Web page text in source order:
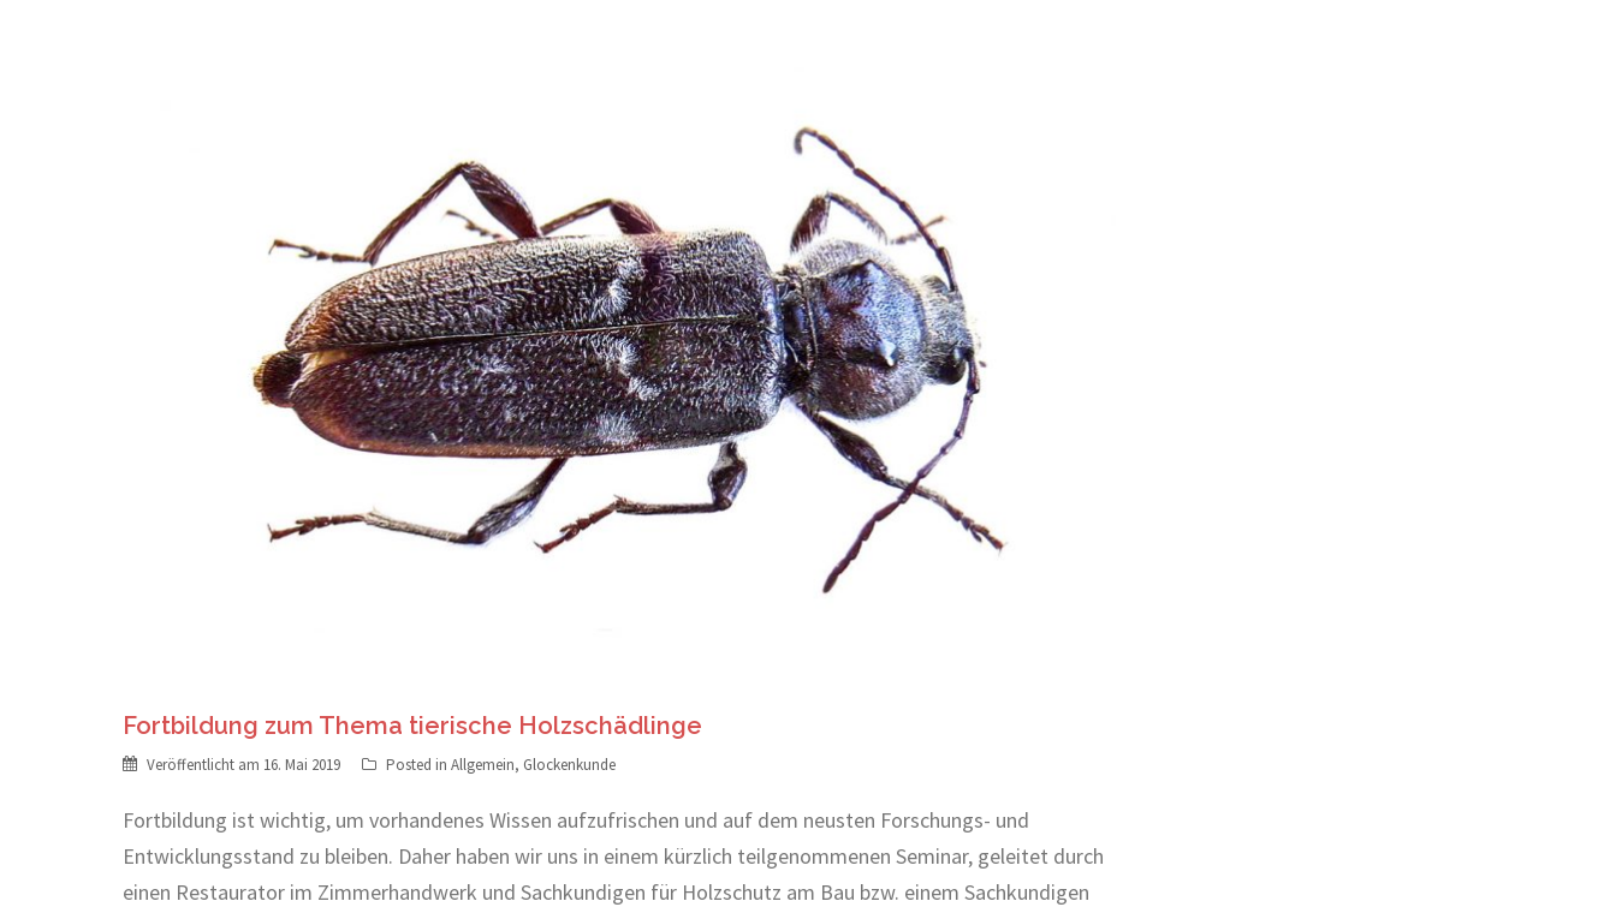
Fortbildung zum Thema tierische Holzschädlinge
Veröffentlicht am 16. Mai 2019 Posted in Allgemein, Glockenkunde
Fortbildung ist wichtig, um vorhandenes Wissen aufzufrischen und auf dem neusten Forschungs- und
Entwicklungsstand zu bleiben. Daher haben wir uns in einem kürzlich teilgenommenen Seminar, geleitet durch
einen Restaurator im Zimmerhandwerk und Sachkundigen für Holzschutz am Bau bzw. einem Sachkundigen